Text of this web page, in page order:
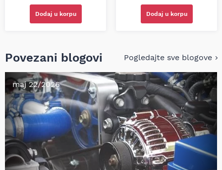
Dodaj u korpu Dodaj u korpu
Povezani blogovi Pogledajte sve blogove
maj 22/2026